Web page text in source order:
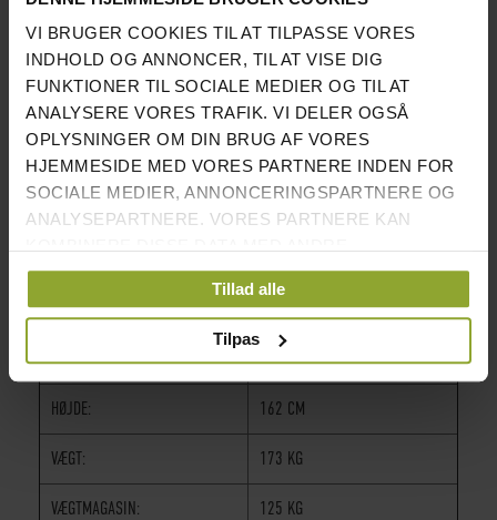
VI BRUGER COOKIES TIL AT TILPASSE VORES
INDHOLD OG ANNONCER, TIL AT VISE DIG
FUNKTIONER TIL SOCIALE MEDIER OG TIL AT
ANALYSERE VORES TRAFIK. VI DELER OGSÅ
OPLYSNINGER OM DIN BRUG AF VORES
HJEMMESIDE MED VORES PARTNERE INDEN FOR
SOCIALE MEDIER, ANNONCERINGSPARTNERE OG
ANALYSEPARTNERE. VORES PARTNERE KAN
OPLYSNINGER, DU HAR GIVET DEM, ELLER SOM DE
HAR INDSAMLET FRA DIN BRUG AF DERES
TJENESTER.
Tillad alle
Tilpas
garanti på ramme og konstruktion samt 2 års garanti på
polstringen. Kort sagt en sikker og brugervenlig
maskine til bryst- og skuldertræning
.
INFORMATION
LÆNGDE: 186 CM
BREDDE: 127 CM
HØJDE: 162 CM
VÆGT: 173 KG
VÆGTMAGASIN: 125 KG